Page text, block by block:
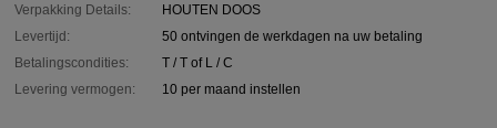
Verpakking Details:
HOUTEN DOOS
Levertijd:
50 ontvingen de werkdagen na uw betaling
Betalingscondities:
T / T of L / C
Levering vermogen:
10 per maand instellen